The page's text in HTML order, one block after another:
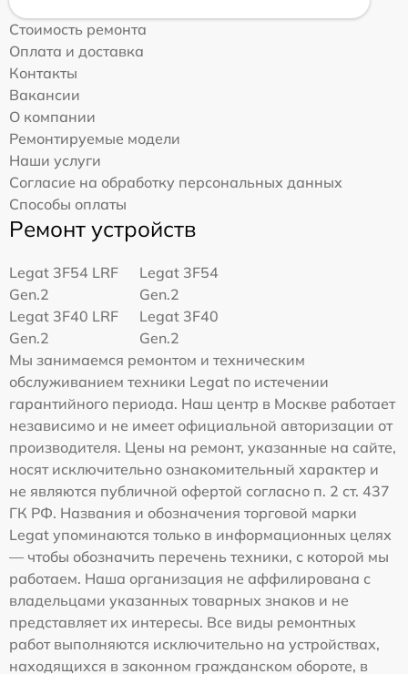
Стоимость ремонта
Оплата и доставка
Контакты
Вакансии
О компании
Ремонтируемые модели
Наши услуги
Согласие на обработку персональных данных
Способы оплаты
Ремонт устройств
Legat 3F54 LRF
Gen.2
Legat 3F54
Gen.2
Legat 3F40 LRF
Gen.2
Legat 3F40
Gen.2
Мы занимаемся ремонтом и техническим
обслуживанием техники Legat по истечении
гарантийного периода. Наш центр в Москве работает
независимо и не имеет официальной авторизации от
производителя. Цены на ремонт, указанные на сайте,
носят исключительно ознакомительный характер и
не являются публичной офертой согласно п. 2 ст. 437
ГК РФ. Названия и обозначения торговой марки
Legat упоминаются только в информационных целях
— чтобы обозначить перечень техники, с которой мы
работаем. Наша организация не аффилирована с
владельцами указанных товарных знаков и не
представляет их интересы. Все виды ремонтных
работ выполняются исключительно на устройствах,
находящихся в законном гражданском обороте, в